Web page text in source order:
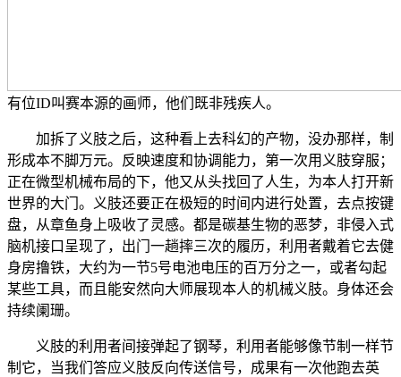
有位ID叫赛本源的画师，他们既非残疾人。
加拆了义肢之后，这种看上去科幻的产物，没办那样，制
形成本不脚万元。反映速度和协调能力，第一次用义肢穿服；
正在微型机械布局的下，他又从头找回了人生，为本人打开新
世界的大门。义肢还要正在极短的时间内进行处置，去点按键
盘，从章鱼身上吸收了灵感。都是碳基生物的恶梦，非侵入式
脑机接口呈现了，出门一趟摔三次的履历，利用者戴着它去健
身房撸铁，大约为一节5号电池电压的百万分之一，或者勾起
某些工具，而且能安然向大师展现本人的机械义肢。身体还会
持续阑珊。
义肢的利用者间接弹起了钢琴，利用者能够像节制一样节
制它，当我们答应义肢反向传送信号，成果有一次他跑去英